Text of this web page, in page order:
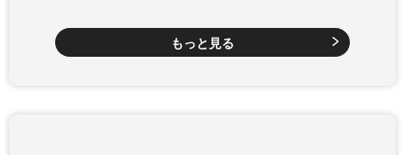
もっと見る